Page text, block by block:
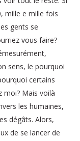
mille e mille fois
gents se
vous faire?
sens, le pourquoi
certains
moi? Mais voilà
les humaines,
dégâts. Alors,
de se lancer de